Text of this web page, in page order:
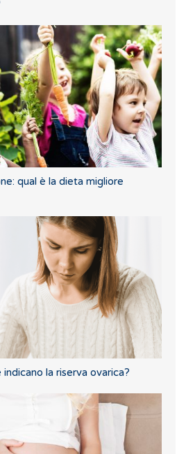
qual è la dieta migliore
la riserva ovarica?